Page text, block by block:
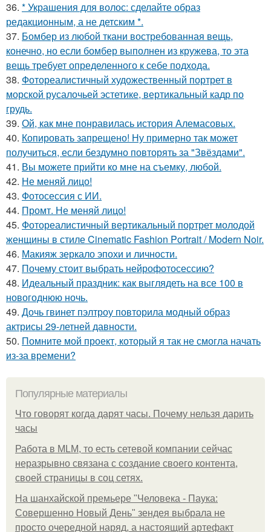
36. * Украшения для волос: сделайте образ
редакционным, а не детским *.
37. Бомбер из любой ткани востребованная вещь,
конечно, но если бомбер выполнен из кружева, то эта
вещь требует определенного к себе подхода.
38. Фотореалистичный художественный портрет в
морской русалочьей эстетике, вертикальный кадр по
грудь.
39. Ой, как мне понравилась история Алемасовых.
40. Копировать запрещено! Ну примерно так может
получиться, если бездумно повторять за "Звёздами".
41. Вы можете прийти ко мне на съемку, любой.
42. Не меняй лицо!
43. Фотосессия с ИИ.
44. Промт. Не меняй лицо!
45. Фотореалистичный вертикальный портрет молодой
женщины в стиле Cinematic Fashion Portrait / Modern Noir.
46. Макияж зеркало эпохи и личности.
47. Почему стоит выбрать нейрофотосессию?
48. Идеальный праздник: как выглядеть на все 100 в
новогоднюю ночь.
49. Дочь гвинет пэлтроу повторила модный образ
актрисы 29-летней давности.
50. Помните мой проект, который я так не смогла начать
из-за времени?
Популярные материалы
Что говорят когда дарят часы. Почему нельзя дарить
часы
Работа в MLM, то есть сетевой компании сейчас
неразрывно связана с создание своего контента,
своей страницы в соц сетях.
На шанхайской премьере "Человека - Паука:
Совершенно Новый День" зендея выбрала не
просто очередной наряд, а настоящий артефакт